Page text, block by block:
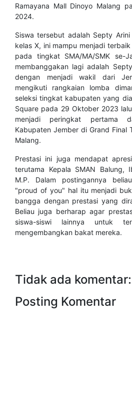
Ramayana Mall Dinoyo Malang
2024.
Siswa tersebut adalah Septy Arini
kelas X, ini mampu menjadi
pada tingkat SMA/MA/SMK se-
membanggakan lagi adalah
dengan menjadi wakil dari
mengikuti rangkaian lomba
seleksi tingkat kabupaten yang
Square pada 29 Oktober 2023
menjadi peringkat pertama
Kabupaten Jember di Grand Final
Malang.
Prestasi ini juga mendapat
terutama Kepala SMAN Balung,
M.P. Dalam postingannya
"proud of you" hal itu menjadi
bangga dengan prestasi yang
Beliau juga berharap agar
siswa-siswi lainnya untuk
mengembangkan bakat mereka.
Tidak ada komentar:
Posting Komentar